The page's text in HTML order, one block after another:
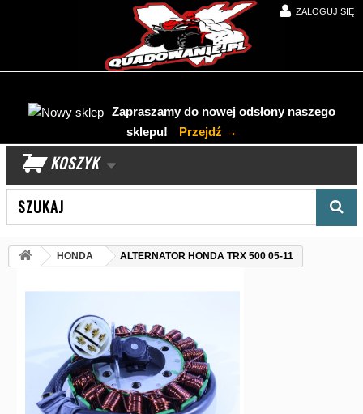
ZALOGUJ SIĘ
Zapraszamy do nowej odsłony naszego
sklepu!
Przejdź →
KOSZYK
HONDA ALTERNATOR HONDA TRX 500 05-11